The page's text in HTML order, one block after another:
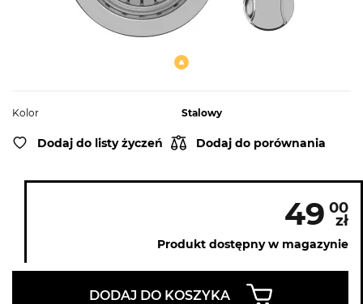
Kolor Stalowy
Dodaj do listy życzeń Dodaj do porównania
49 00
zł
Produkt dostępny w magazynie
DODAJ DO KOSZYKA